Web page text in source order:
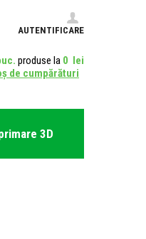
AUTENTIFICARE
produse la 0 lei
de cumpărături
3D